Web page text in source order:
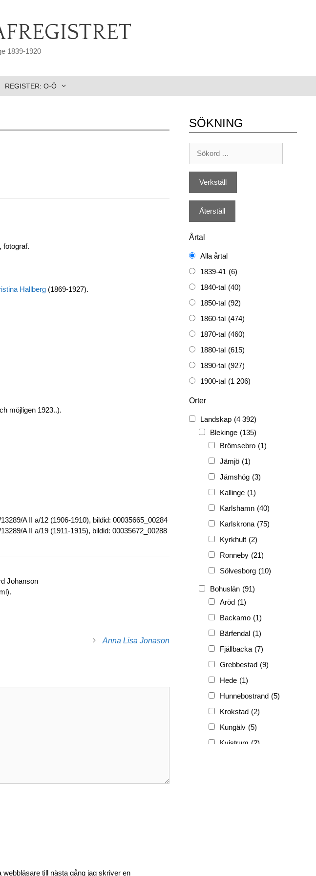
1839-1920
REGISTER: O-Ö
fotograf.
Hallberg(1869-1927).
möjligen 1923..).
A II a/12 (1906-1910), bildid: 00035665_00284
A II a/19 (1911-1915), bildid: 00035672_00288
Johanson
Anna Lisa Jonason
till nästa gång jag skriver en
SÖKNING
Årtal
Alla årtal
1839-41 (6)
1840-tal (40)
1850-tal (92)
1860-tal (474)
1870-tal (460)
1880-tal (615)
1890-tal (927)
1900-tal (1 206)
FH
(338)
FRG
(3 189)
PF (3 882)
PIONJÄR (129)
Orter
Landskap (4 392)
Blekinge (135)
Brömsebro (1)
Jämjö (1)
Jämshög (3)
Kallinge (1)
Karlshamn (40)
Karlskrona (75)
Kyrkhult (2)
Ronneby (21)
Sölvesborg (10)
Bohuslän (91)
Aröd (1)
Backamo (1)
Bärfendal (1)
Fjällbacka (7)
Grebbestad (9)
Hede (1)
Hunnebostrand (5)
Krokstad (2)
Kungälv (5)
Kvistrum (2)